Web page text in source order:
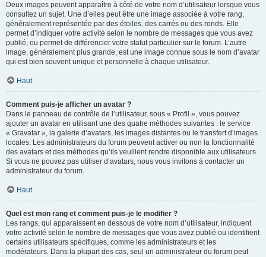
Deux images peuvent apparaître à côté de votre nom d’utilisateur lorsque vous
consultez un sujet. Une d’elles peut être une image associée à votre rang,
généralement représentée par des étoiles, des carrés ou des ronds. Elle
permet d’indiquer votre activité selon le nombre de messages que vous avez
publié, ou permet de différencier votre statut particulier sur le forum. L’autre
image, généralement plus grande, est une image connue sous le nom d’avatar
qui est bien souvent unique et personnelle à chaque utilisateur.
Haut
Comment puis-je afficher un avatar ?
Dans le panneau de contrôle de l’utilisateur, sous « Profil », vous pouvez
ajouter un avatar en utilisant une des quatre méthodes suivantes : le service
« Gravatar », la galerie d’avatars, les images distantes ou le transfert d’images
locales. Les administrateurs du forum peuvent activer ou non la fonctionnalité
des avatars et des méthodes qu’ils veuillent rendre disponible aux utilisateurs.
Si vous ne pouvez pas utiliser d’avatars, nous vous invitons à contacter un
administrateur du forum.
Haut
Quel est mon rang et comment puis-je le modifier ?
Les rangs, qui apparaissent en dessous de votre nom d’utilisateur, indiquent
votre activité selon le nombre de messages que vous avez publié ou identifient
certains utilisateurs spécifiques, comme les administrateurs et les
modérateurs. Dans la plupart des cas, seul un administrateur du forum peut